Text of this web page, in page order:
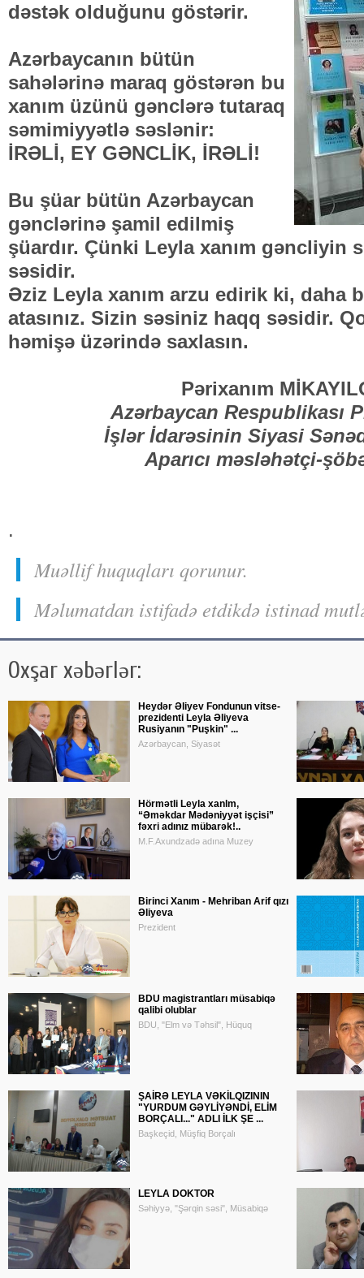
dəstək olduğunu göstərir.
Azərbaycanın bütün
sahələrinə maraq göstərən bu
xanım üzünü gənclərə tutaraq
səmimiyyətlə səslənir:
İRƏLİ, EY GƏNCLİK, İRƏLİ!
Bu şüar bütün Azərbaycan
gənclərinə şamil edilmiş
şüardır. Çünki Leyla xanım gəncliyin
səsidir.
Əziz Leyla xanım arzu edirik ki, daha
atasınız. Sizin səsiniz haqq səsidir.
həmişə üzərində saxlasın.
Pərixanım
Azərbaycan Respublikası
İşlər İdarəsinin Siyasi
Aparıcı məsləhətçi-
.
Muəllif huquqları qorunur.
Məlumatdan istifadə etdikdə istinad
Oxşar xəbərlər:
Heydər Əliyev Fondunun vitse-
prezidenti Leyla Əliyeva
Rusiyanın "Puşkin" ...
Azərbaycan, Siyasət
Hörmətli Leyla xanlm,
“Əməkdar Mədəniyyət işçisi”
fəxri adınız mübarək!..
M.F.Axundzadə adına Muzey
Birinci Xanım - Mehriban Arif qızı
Əliyeva
Prezident
BDU magistrantları müsabiqə
qalibi olublar
BDU, "Elm və Təhsil", Hüquq
ŞAİRƏ LEYLA VƏKİLQIZININ
"YURDUM GƏYLİYƏNDİ, ELİM
BORÇALI..." ADLI İLK ŞE ...
Başkeçid, Müşfiq Borçalı
LEYLA DOKTOR
Səhiyyə, "Şərqin səsi", Müsabiqə